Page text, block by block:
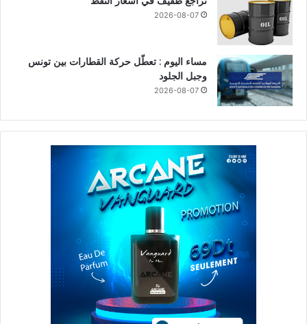
2026-08-07
مساء اليوم : تعطّل حركة القطارات بين تونس
وجبل الجلود
2026-08-07